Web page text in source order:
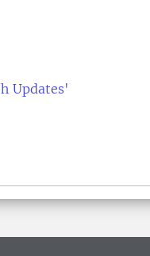
Updates'